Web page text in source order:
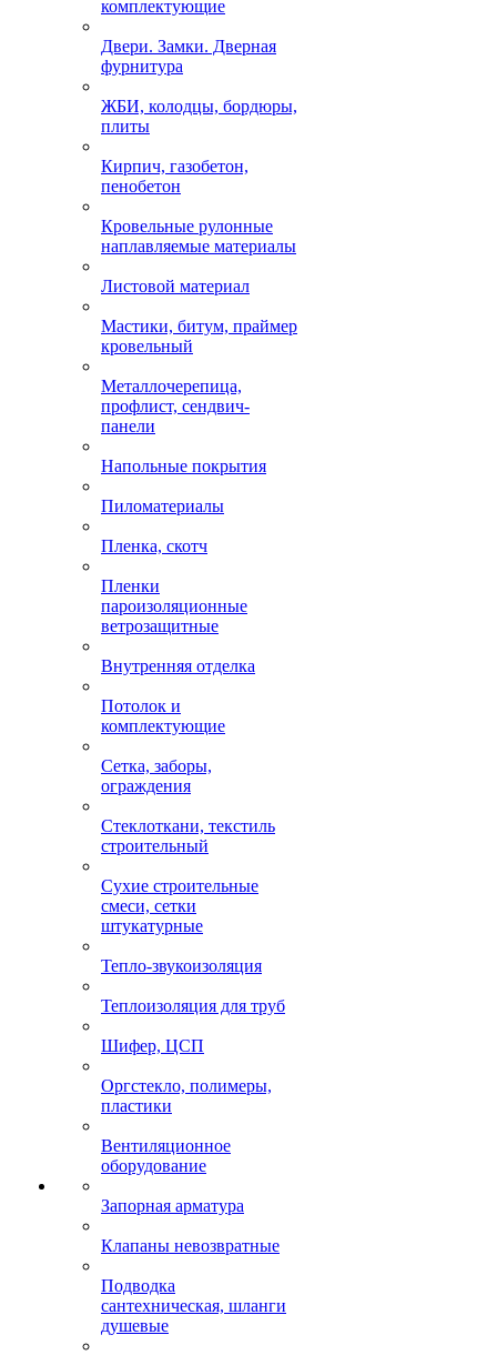
комплектующие
Двери. Замки. Дверная
фурнитура
ЖБИ, колодцы, бордюры,
плиты
Кирпич, газобетон,
пенобетон
Кровельные рулонные
наплавляемые материалы
Листовой материал
Мастики, битум, праймер
кровельный
Металлочерепица,
профлист, сендвич-
панели
Напольные покрытия
Пиломатериалы
Пленка, скотч
Пленки
пароизоляционные
ветрозащитные
Внутренняя отделка
Потолок и
комплектующие
Сетка, заборы,
ограждения
Стеклоткани, текстиль
строительный
Сухие строительные
смеси, сетки
штукатурные
Тепло-звукоизоляция
Теплоизоляция для труб
Шифер, ЦСП
Оргстекло, полимеры,
пластики
Вентиляционное
оборудование
Запорная арматура
Клапаны невозвратные
Подводка
сантехническая, шланги
душевые